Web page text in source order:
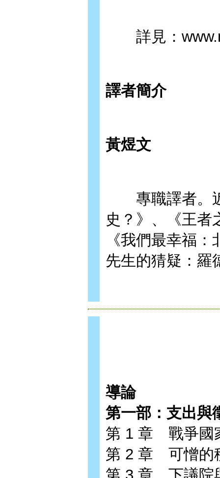
詳見：
譯者簡介
黃煜文
專職譯者。近
史？》、《王者
《我們最幸福
先生的猜疑：羅
導論
第一部：支出與
第 1 章 戰爭國
第 2 章 可憎的